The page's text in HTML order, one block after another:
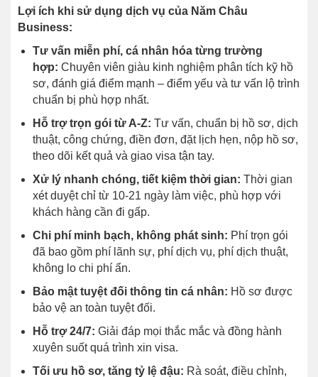
Lợi ích khi sử dụng dịch vụ của Năm Châu
Business:
Tư vấn miễn phí, cá nhân hóa từng trường
hợp: Chuyên viên giàu kinh nghiệm phân tích kỹ hồ
sơ, đánh giá điểm mạnh – điểm yếu và tư vấn lộ trình
chuẩn bị phù hợp nhất.
Hỗ trợ trọn gói từ A-Z: Tư vấn, chuẩn bị hồ sơ, dịch
thuật, công chứng, điền đơn, đặt lịch hẹn, nộp hồ sơ,
theo dõi kết quả và giao visa tận tay.
Xử lý nhanh chóng, tiết kiệm thời gian: Thời gian
xét duyệt chỉ từ 10-21 ngày làm việc, phù hợp với
khách hàng cần đi gấp.
Chi phí minh bạch, không phát sinh: Phí trọn gói
đã bao gồm phí lãnh sự, phí dịch vụ, phí dịch thuật,
không lo chi phí ẩn.
Bảo mật tuyệt đối thông tin cá nhân: Hồ sơ được
bảo vệ an toàn tuyệt đối.
Hỗ trợ 24/7: Giải đáp mọi thắc mắc và đồng hành
xuyên suốt quá trình xin visa.
Tối ưu hồ sơ, tăng tỷ lệ đậu: Rà soát, điều chỉnh,